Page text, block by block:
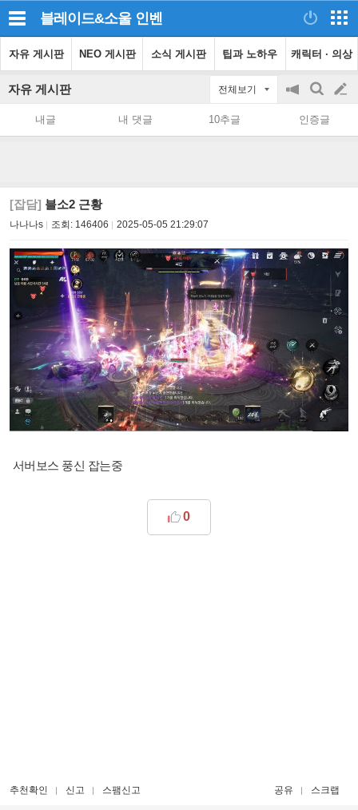
블레이드&소울 인벤
자유 게시판 NEO 게시판 소식 게시판 팁과 노하우 캐릭터 · 의상
자유 게시판 전체보기
공
on/off
검
색
글
쓰
내글 내 댓글 10추글 인증글
[잡담] 블소2 근황
나나나s 조회: 146406 2025-05-05 21:29:07
서버보스 풍신 잡는중
0
추천확인 신고 스팸신고 공유 스크랩